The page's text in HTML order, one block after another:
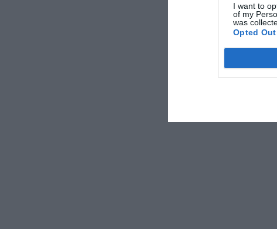
I want to
of my
was
Opted Out